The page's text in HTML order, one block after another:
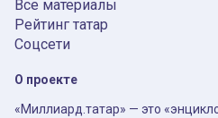
Все материалы
Рейтинг татар
Соцсети
О проекте
«Миллиард.татар» — это